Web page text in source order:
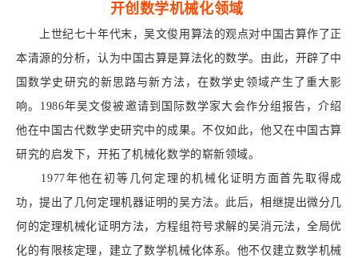
开创数学机械化领域
上世纪七十年代末，吴文俊用算法的观点对中国古算作了正
本清源的分析，认为中国古算是算法化的数学。由此，开辟了中
国数学史研究的新思路与新方法，在数学史领域产生了重大影
响。1986年吴文俊被邀请到国际数学家大会作分组报告，介绍
他在中国古代数学史研究中的成果。不仅如此，他又在中国古算
研究的启发下，开拓了机械化数学的崭新领域。
1977年他在初等几何定理的机械化证明方面首先取得成
功，提出了几何定理机器证明的吴方法。此后，相继提出微分几
何的定理机械化证明方法，方程组符号求解的吴消元法，全局优
化的有限核定理，建立了数学机械化体系。他不仅建立数学机械